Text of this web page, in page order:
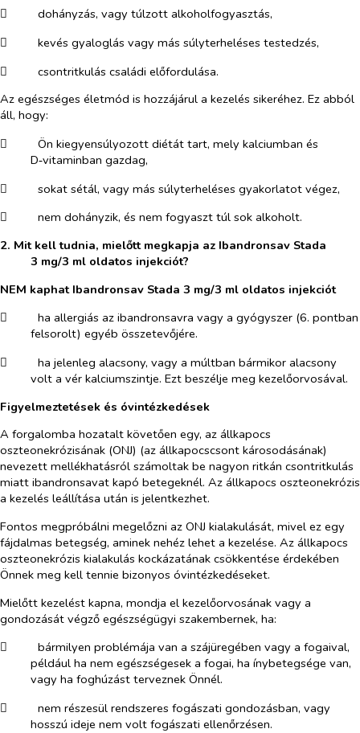
​
dohányzás, vagy túlzott alkoholfogyasztás,
​
kevés gyaloglás vagy más súlyterheléses testedzés,
​
csontritkulás családi előfordulása.
Az egészséges életmód is hozzájárul a kezelés sikeréhez. Ez abból
áll, hogy:
​
Ön kiegyensúlyozott diétát tart, mely kalciumban és
D‑vitaminban gazdag,
​
sokat sétál, vagy más súlyterheléses gyakorlatot végez,
​
nem dohányzik, és nem fogyaszt túl sok alkoholt.
2. Mit kell tudnia, mielőtt megkapja az Ibandronsav Stada
3 mg/3 ml oldatos injekciót?
NEM kaphat Ibandronsav Stada 3 mg/3 ml oldatos injekciót
​
ha allergiás az ibandronsavra vagy a gyógyszer (6. pontban
felsorolt) egyéb összetevőjére.
​
ha jelenleg alacsony, vagy a múltban bármikor alacsony
volt a vér kalciumszintje. Ezt beszélje meg kezelőorvosával.
Figyelmeztetések és óvintézkedések
A forgalomba hozatalt követően egy, az állkapocs
oszteonekrózisának (ONJ) (az állkapocscsont károsodásának)
nevezett mellékhatásról számoltak be nagyon ritkán csontritkulás
miatt ibandronsavat kapó betegeknél. Az állkapocs oszteonekrózis
a kezelés leállítása után is jelentkezhet.
Fontos megpróbálni megelőzni az ONJ kialakulását, mivel ez egy
fájdalmas betegség, aminek nehéz lehet a kezelése. Az állkapocs
oszteonekrózis kialakulás kockázatának csökkentése érdekében
Önnek meg kell tennie bizonyos óvintézkedéseket.
Mielőtt kezelést kapna, mondja el kezelőorvosának vagy a
gondozását végző egészségügyi szakembernek, ha:
​
bármilyen problémája van a szájüregében vagy a fogaival,
például ha nem egészségesek a fogai, ha ínybetegsége van,
vagy ha foghúzást terveznek Önnél.
​
nem részesül rendszeres fogászati gondozásban, vagy
hosszú ideje nem volt fogászati ellenőrzésen.